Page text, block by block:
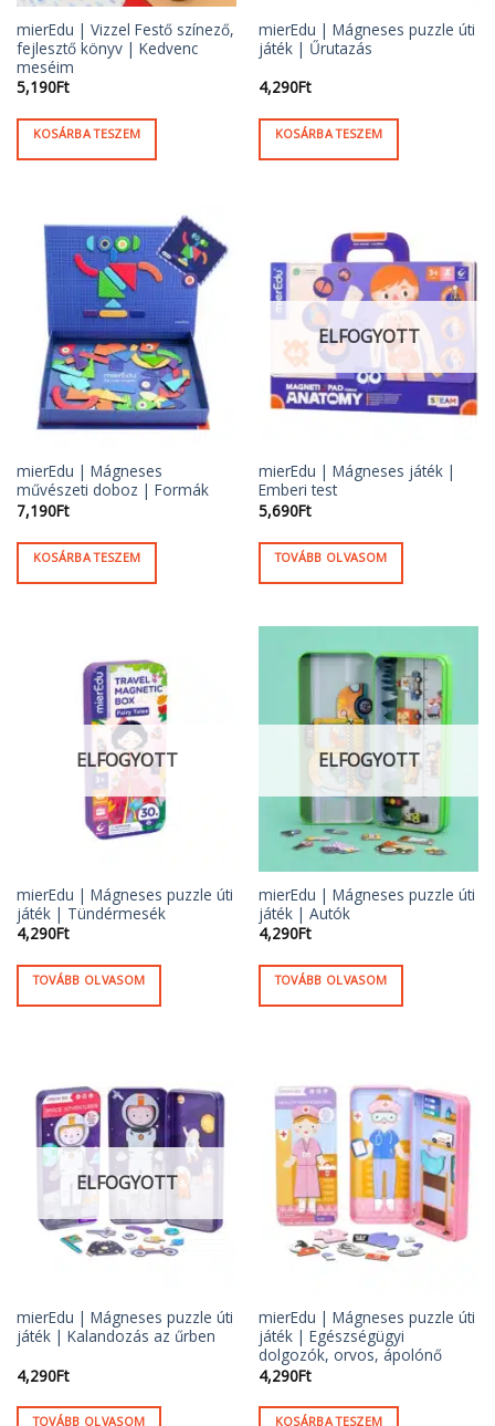
mierEdu | Vizzel Festő színező,
fejlesztő könyv | Kedvenc
meséim
5,190Ft
KOSÁRBA TESZEM
mierEdu | Mágneses puzzle úti
játék | Űrutazás
4,290Ft
KOSÁRBA TESZEM
mierEdu | Mágneses
művészeti doboz | Formák
7,190Ft
KOSÁRBA TESZEM
ELFOGYOTT
mierEdu | Mágneses játék |
Emberi test
5,690Ft
TOVÁBB OLVASOM
ELFOGYOTT
mierEdu | Mágneses puzzle úti
játék | Tündérmesék
4,290Ft
TOVÁBB OLVASOM
ELFOGYOTT
mierEdu | Mágneses puzzle úti
játék | Autók
4,290Ft
TOVÁBB OLVASOM
ELFOGYOTT
mierEdu | Mágneses puzzle úti
játék | Kalandozás az űrben
4,290Ft
TOVÁBB OLVASOM
mierEdu | Mágneses puzzle úti
játék | Egészségügyi
dolgozók, orvos, ápolónő
4,290Ft
KOSÁRBA TESZEM